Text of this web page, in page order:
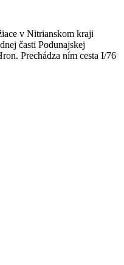
v Nitrianskom kraji
časti Podunajskej
Prechádza ním cesta I/76